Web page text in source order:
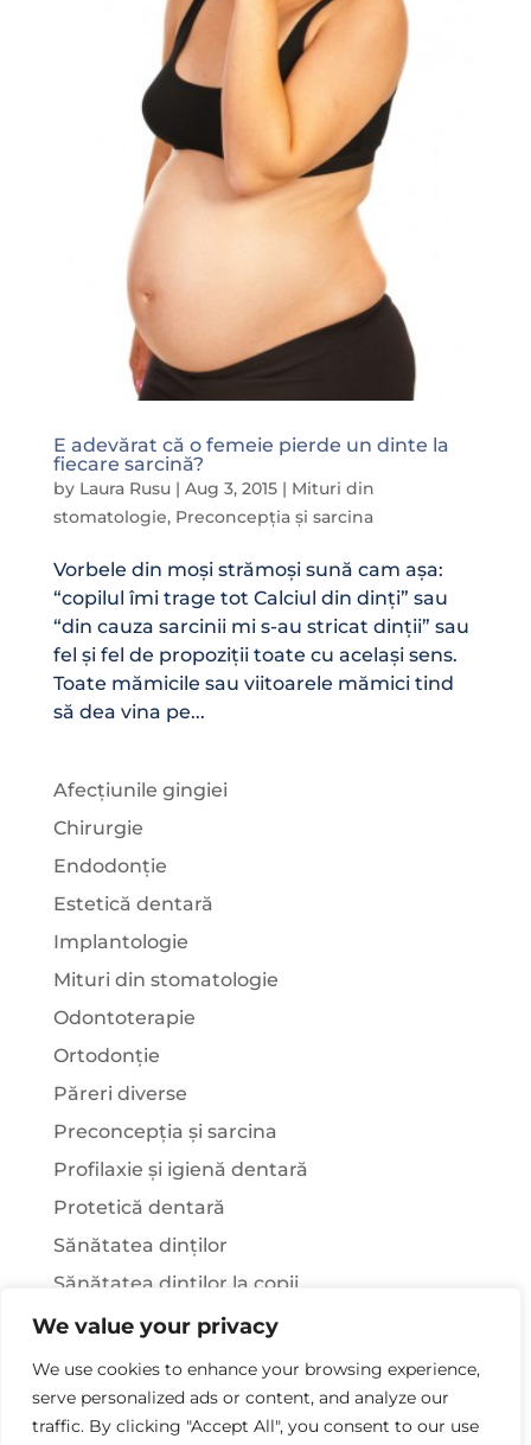
We value your privacy
We use cookies to enhance your browsing experience,
serve personalized ads or content, and analyze our
traffic. By clicking "Accept All", you consent to our use
E adevărat că o femeie pierde un dinte la
fiecare sarcină?
by Laura Rusu| Aug 3, 2015| Mituri din
stomatologie, Preconcepția și sarcina
Vorbele din moși strămoși sună cam așa:
“copilul îmi trage tot Calciul din dinți” sau
“din cauza sarcinii mi s-au stricat dinții” sau
fel și fel de propoziții toate cu același sens.
Toate mămicile sau viitoarele mămici tind
să dea vina pe...
Afecțiunile gingiei
Chirurgie
Endodonție
Estetică dentară
Implantologie
Mituri din stomatologie
Odontoterapie
Ortodonție
Păreri diverse
Preconcepția și sarcina
Profilaxie și igienă dentară
Protetică dentară
Sănătatea dinților
Sănătatea dinților la copii
Știați că…?
Tratamentul stomatologic la pacienții cu
afecțiuni sistemice